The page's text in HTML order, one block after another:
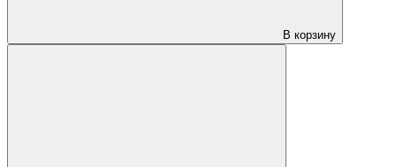
В корзину